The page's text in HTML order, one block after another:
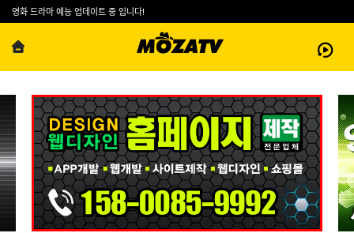
영화 드라마 예능 업데이트 중 입니다!